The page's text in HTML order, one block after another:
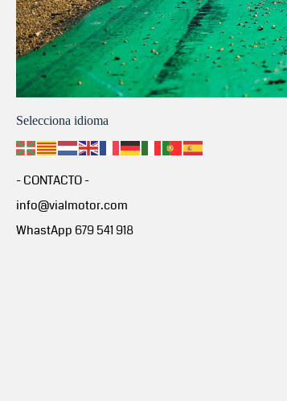
Selecciona idioma
- CONTACTO -
info@vialmotor.com
WhastApp 679 541 918